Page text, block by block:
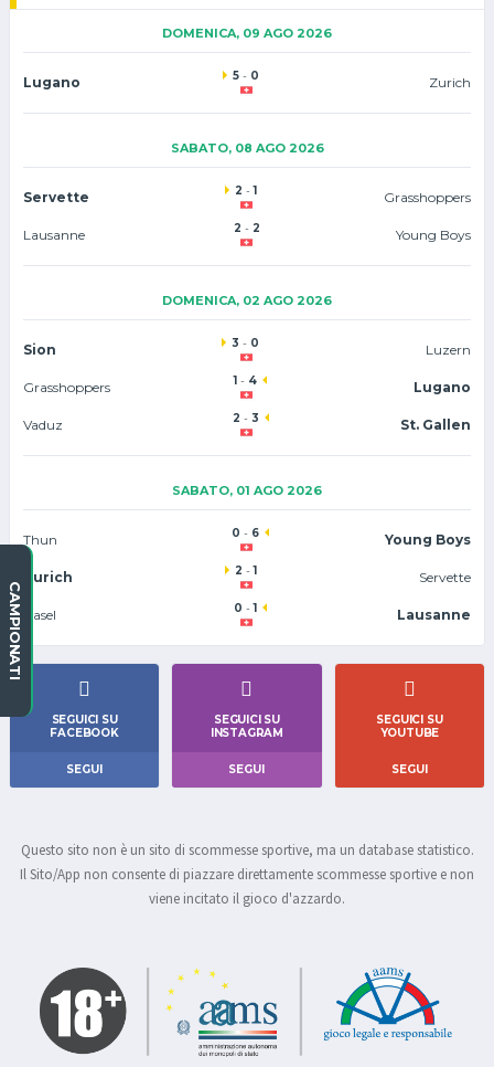
DOMENICA, 09 AGO 2026
Lugano 5- 0 Zurich
SABATO, 08 AGO 2026
Servette 2 -1 Grasshoppers
Lausanne 2 - 2 Young Boys
DOMENICA, 02 AGO 2026
Sion 3 - 0 Luzern
Grasshoppers 1 - 4 Lugano
Vaduz 2 - 3 St. Gallen
SABATO, 01 AGO 2026
Thun 0 - 6 Young Boys
Zurich 2 -1 Servette
Basel 0 -1 Lausanne
SEGUICI SU
FACEBOOK
SEGUI
SEGUICI SU
INSTAGRAM
SEGUI
SEGUICI SU
YOUTUBE
SEGUI
Questo sito non è un sito di scommesse sportive, ma un database statistico.
Il Sito/App non consente di piazzare direttamente scommesse sportive e non
viene incitato il gioco d'azzardo.
CAMPIONATI